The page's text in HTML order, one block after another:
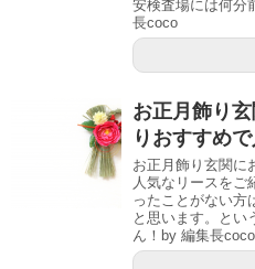
安検査場には何分
長coco
お正月飾り
りおすすめ
お正月飾り玄関に
人気なリースをご
ったことがない方
と思います。とい
ん！by 編集長coco